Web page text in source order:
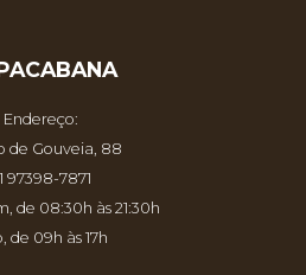
Endereço:
de Gouveia, 88
97398-7871
de 08:30h às 21:30h
de 09h às 17h